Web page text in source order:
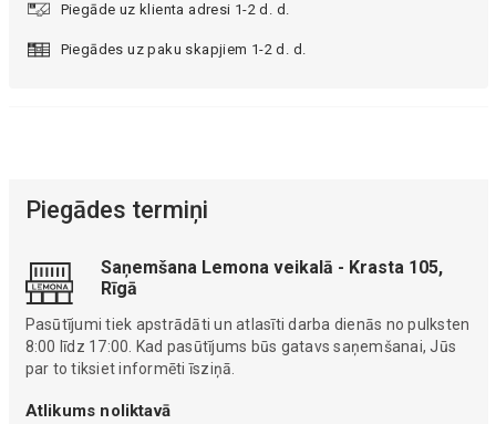
Piegāde uz klienta adresi 1-2 d. d.
Piegādes uz paku skapjiem 1-2 d. d.
Piegādes termiņi
Saņemšana Lemona veikalā - Krasta 105,
Rīgā
Pasūtījumi tiek apstrādāti un atlasīti darba dienās no pulksten
8:00 līdz 17:00. Kad pasūtījums būs gatavs saņemšanai, Jūs
par to tiksiet informēti īsziņā.
Atlikums noliktavā